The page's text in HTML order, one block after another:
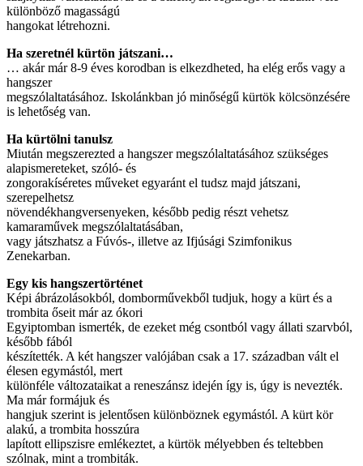
különböző magasságú
hangokat létrehozni.
Ha szeretnél kürtön játszani…
… akár már 8-9 éves korodban is elkezdheted, ha elég erős vagy a
hangszer
megszólaltatásához. Iskolánkban jó minőségű kürtök kölcsönzésére
is lehetőség van.
Ha kürtölni tanulsz
Miután megszerezted a hangszer megszólaltatásához szükséges
alapismereteket, szóló- és
zongorakíséretes műveket egyaránt el tudsz majd játszani,
szerepelhetsz
növendékhangversenyeken, később pedig részt vehetsz
kamaraművek megszólaltatásában,
vagy játszhatsz a Fúvós-, illetve az Ifjúsági Szimfonikus
Zenekarban.
Egy kis hangszertörténet
Képi ábrázolásokból, domborművekből tudjuk, hogy a kürt és a
trombita őseit már az ókori
Egyiptomban ismerték, de ezeket még csontból vagy állati szarvból,
később fából
készítették. A két hangszer valójában csak a 17. században vált el
élesen egymástól, mert
különféle változataikat a reneszánsz idején így is, úgy is nevezték.
Ma már formájuk és
hangjuk szerint is jelentősen különböznek egymástól. A kürt kör
alakú, a trombita hosszúra
lapított ellipszisre emlékeztet, a kürtök mélyebben és teltebben
szólnak, mint a trombiták.